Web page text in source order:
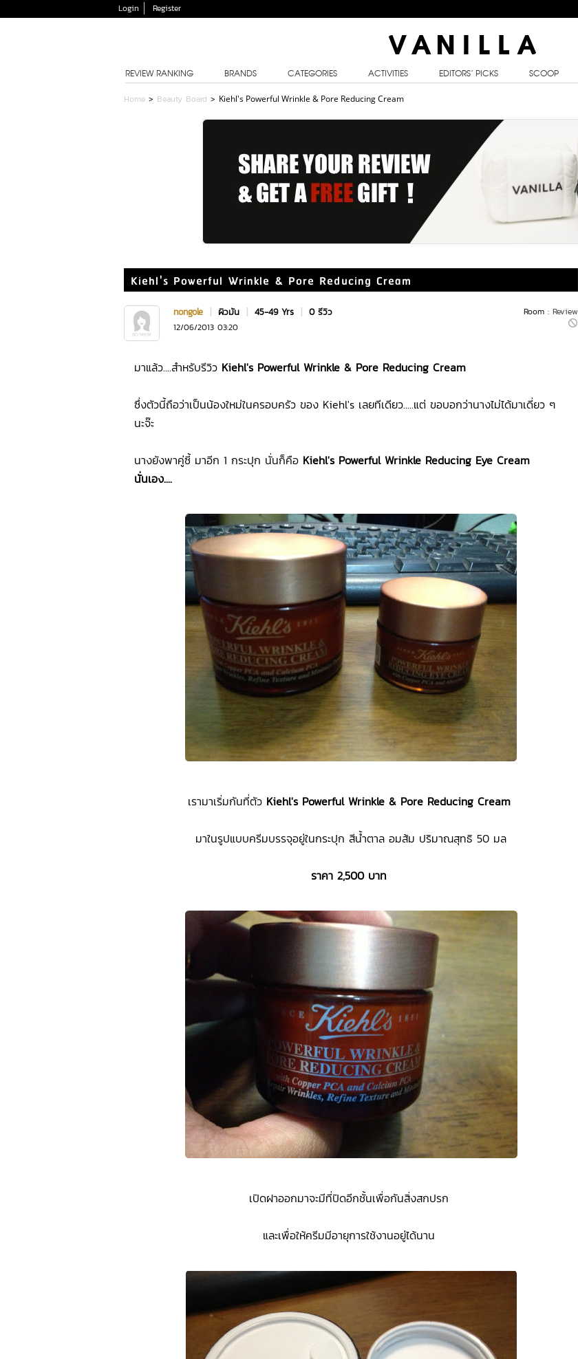
Login Register
REVIEW RANKING BRANDS CATEGORIES ACTIVITIES EDITORS’ PICKS SCOOP
Home > Beauty Board > Kiehl's Powerful Wrinkle & Pore Reducing Cream
Kiehl's Powerful Wrinkle & Pore Reducing Cream
Room : Review
nongole | ผิวมัน | 45-49 Yrs | 0 รีวิว
12/06/2013 03:20
มาแล้ว....สำหรับรีวิว Kiehl's Powerful Wrinkle & Pore Reducing Cream
ซึ่งตัวนี้ถือว่าเป็นน้องใหม่ในครอบครัว ของ Kiehl's เลยทีเดียว.....แต่ ขอบอกว่านางไม่ได้มาเดี่ยว ๆ
นะจ๊ะ
นางยังพาคู่ซี้ มาอีก 1 กระปุก นั่นก็คือ Kiehl's Powerful Wrinkle Reducing Eye Cream
นั่นเอง....
เรามาเริ่มกันที่ตัว Kiehl's Powerful Wrinkle & Pore Reducing Cream
มาในรูปแบบครีมบรรจุอยู่ในกระปุก สีน้ำตาล อมส้ม ปริมาณสุทธิ 50 มล
ราคา 2,500 บาท
เปิดฝาออกมาจะมีที่ปิดอีกชั้นเพื่อกันสิ่งสกปรก
และเพื่อให้ครีมมีอายุการใช้งานอยู่ได้นาน